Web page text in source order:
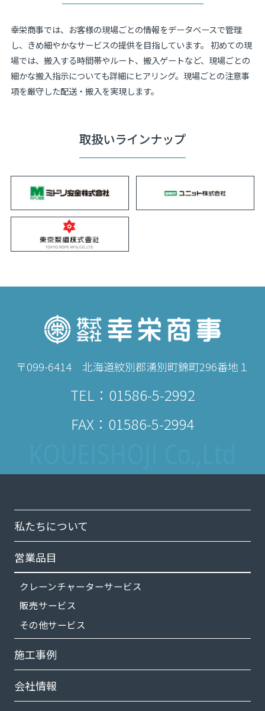
幸栄商事では、お客様の現場ごとの情報をデータベースで管理
し、きめ細やかなサービスの提供を目指しています。 初めての現
場では、搬入する時間帯やルート、搬入ゲートなど、現場ごとの
細かな搬入指示についても詳細にヒアリング。現場ごとの注意事
項を厳守した配送・搬入を実現します。
取扱いラインナップ
〒099-6414 北海道紋別郡湧別町錦町296番地１
TEL： 01586-5-2992
FAX：01586-5-2994
私たちについて
営業品目
クレーンチャーターサービス
販売サービス
その他サービス
施工事例
会社情報